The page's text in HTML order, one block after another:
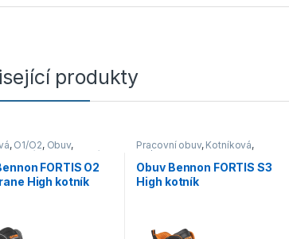
produkty
, O1/O2, Obuv,
a volný čas
Pracovní
FORTIS O2
High kotník
Pracovní obuv, Kotníková,
S3/S1P
Obuv Bennon FORTIS S3
High kotník